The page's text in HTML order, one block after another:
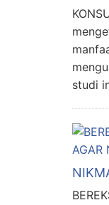
studi